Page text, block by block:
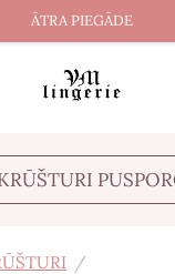
ĀTRA PIEGĀDE